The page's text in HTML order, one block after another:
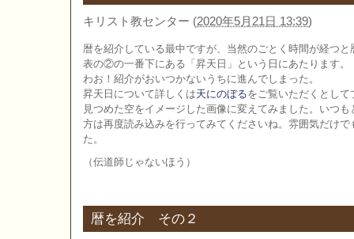
キリスト教センター (2020年5月21日 13:39)
暦を紹介している最中ですが、当然のごとく時間が経つ
表の②の一番下にある「昇天日」という日にあたります。
わお！紹介がおいつかないうちに進んでしまった。
昇天日について詳しくは天にのぼるをご覧いただくとし
見つめた空をイメージした画像に変えてみました。いつ
方は再度読み込みを行ってみてくださいね。雰囲気だけ
た。
（伝道師じゃないほう）
暦を紹介 その２